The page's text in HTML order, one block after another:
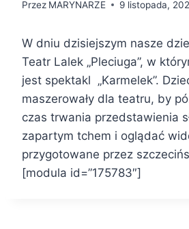
Przez MARYNARZE 9 listopada,
W dniu dzisiejszym nasze
Teatr Lalek „Pleciuga”, w
jest spektakl „Karmelek”.
maszerowały dla teatru, by
czas trwania przedstawienia
zapartym tchem i oglądać
przygotowane przez
[modula id=”175783″]